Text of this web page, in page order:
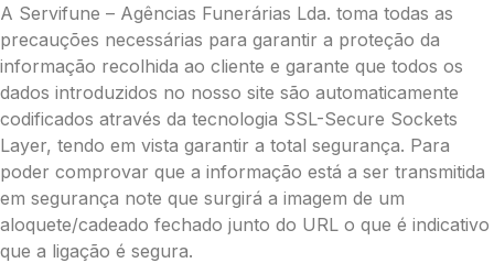
A Servifune – Agências Funerárias Lda. toma todas as
precauções necessárias para garantir a proteção da
informação recolhida ao cliente e garante que todos os
dados introduzidos no nosso site são automaticamente
codificados através da tecnologia SSL-Secure Sockets
Layer, tendo em vista garantir a total segurança. Para
poder comprovar que a informação está a ser transmitida
em segurança note que surgirá a imagem de um
aloquete/cadeado fechado junto do URL o que é indicativo
que a ligação é segura.